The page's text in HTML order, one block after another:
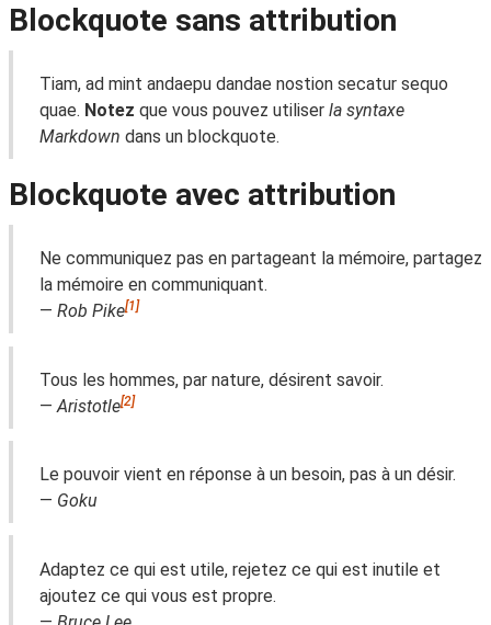
Blockquote sans attribution
Tiam, ad mint andaepu dandae nostion secatur sequo
quae. Notez que vous pouvez utiliser la syntaxe
Markdown dans un blockquote.
Blockquote avec attribution
Ne communiquez pas en partageant la mémoire, partagez
la mémoire en communiquant.
— Rob Pike[1]
Tous les hommes, par nature, désirent savoir.
―Aristotle[2]
Le pouvoir vient en réponse à un besoin, pas à un désir.
— Goku
Adaptez ce qui est utile, rejetez ce qui est inutile et
ajoutez ce qui vous est propre.